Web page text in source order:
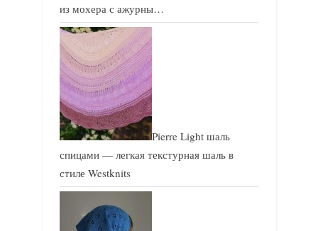
из мохера с ажурны…
Pierre Light шаль
спицами — легкая текстурная шаль в
стиле Westknits